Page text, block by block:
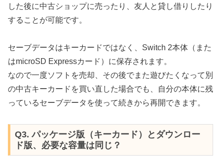
した後に中古ショップに売ったり、友人と貸し借りしたり
することが可能です。
セーブデータはキーカードではなく、Switch 2本体（また
はmicroSD Expressカード）に保存されます。
なので一度ソフトを売却、その後でまた遊びたくなって別
の中古キーカードを買い直した場合でも、自分の本体に残
っているセーブデータを使って続きから再開できます。
Q3. パッケージ版（キーカード）とダウンロー
ド版、必要な容量は同じ？